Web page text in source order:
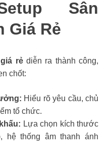
Sân
Giá Rẻ
rẻdiễn ra thành công,
chốt:
Hiểu rõ yêu cầu, chủ
tổ chức.
Lựa chọn kích thước
hệ thống âm thanh ánh